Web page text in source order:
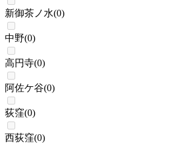
新御茶ノ水(0)
中野(0)
高円寺(0)
阿佐ケ谷(0)
荻窪(0)
西荻窪(0)